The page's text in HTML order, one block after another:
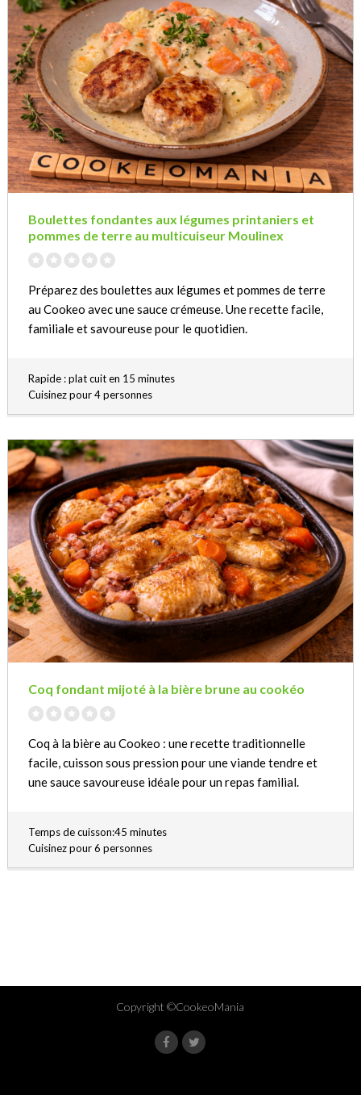
Boulettes fondantes aux légumes printaniers et
pommes de terre au multicuiseur Moulinex
Préparez des boulettes aux légumes et pommes de terre
au Cookeo avec une sauce crémeuse. Une recette facile,
familiale et savoureuse pour le quotidien.
Rapide : plat cuit en 15 minutes
Cuisinez pour 4 personnes
Coq fondant mijoté à la bière brune au cookéo
Coq à la bière au Cookeo : une recette traditionnelle
facile, cuisson sous pression pour une viande tendre et
une sauce savoureuse idéale pour un repas familial.
Temps de cuisson:45 minutes
Cuisinez pour 6 personnes
Copyright ©CookeoMania